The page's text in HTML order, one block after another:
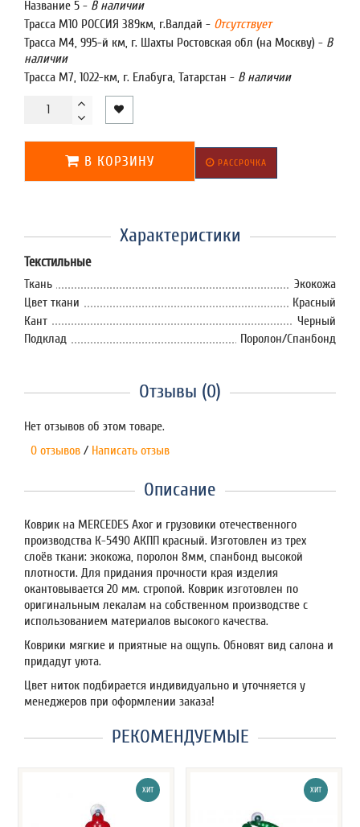
Название 5 - В наличии
Трасса М10 РОССИЯ 389км, г.Валдай - Отсутствует
Трасса М4, 995-й км, г. Шахты Ростовская обл (на Москву) - В
наличии
Трасса М7, 1022-км, г. Елабуга, Татарстан - В наличии
В КОРЗИНУ РАССРОЧКА
Характеристики
Текстильные
Ткань
Экокожа
Цвет ткани
Красный
Кант
Черный
Подклад
Поролон/Спанбонд
Отзывы (0)
Нет отзывов об этом товаре.
0 отзывов / Написать отзыв
Описание
Коврик на MERCEDES Axor и грузовики отечественного
производства К-5490 АКПП красный. Изготовлен из трех
слоёв ткани: экокожа, поролон 8мм, спанбонд высокой
плотности. Для придания прочности края изделия
окантовывается 20 мм. стропой. Коврик изготовлен по
оригинальным лекалам на собственном производстве с
использованием материалов высокого качества.
Коврики мягкие и приятные на ощупь. Обновят вид салона и
придадут уюта.
Цвет ниток подбирается индивидуально и уточняется у
менеджеров при оформлении заказа!
РЕКОМЕНДУЕМЫЕ
ХИТ ХИТ